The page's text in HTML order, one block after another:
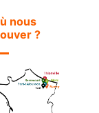
nous
?